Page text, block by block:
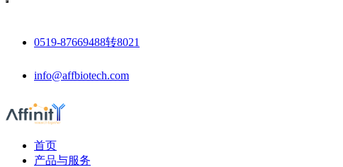
0519-87669488转8021
info@affbiotech.com
首页
产品与服务